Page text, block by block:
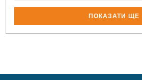
ПОКАЗАТИ ЩЕ